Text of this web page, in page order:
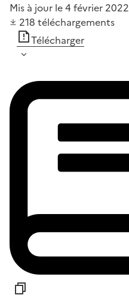
Mis à jour le 4 février 2022
218 téléchargements
Télécharger